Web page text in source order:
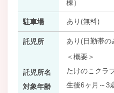
棟）
駐車場 あり(無料)
託児所
あり(日勤帯の
＜概要＞
託児所名
たけのこクラ
対象年齢
生後6ヶ月～3